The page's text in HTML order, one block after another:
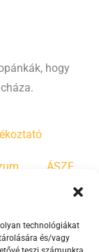
technológiákat
és/vagy
hogy
ÁSZF